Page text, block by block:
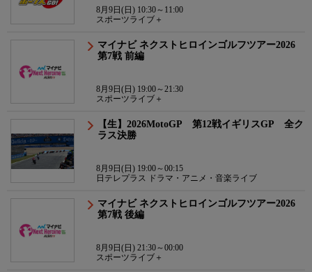
8月9日(日) 10:30～11:00
スポーツライブ＋
マイナビ ネクストヒロインゴルフツアー2026
第7戦 前編
8月9日(日) 19:00～21:30
スポーツライブ＋
【生】2026MotoGP 第12戦イギリスGP 全ク
ラス決勝
8月9日(日) 19:00～00:15
日テレプラス ドラマ・アニメ・音楽ライブ
マイナビ ネクストヒロインゴルフツアー2026
第7戦 後編
8月9日(日) 21:30～00:00
スポーツライブ＋